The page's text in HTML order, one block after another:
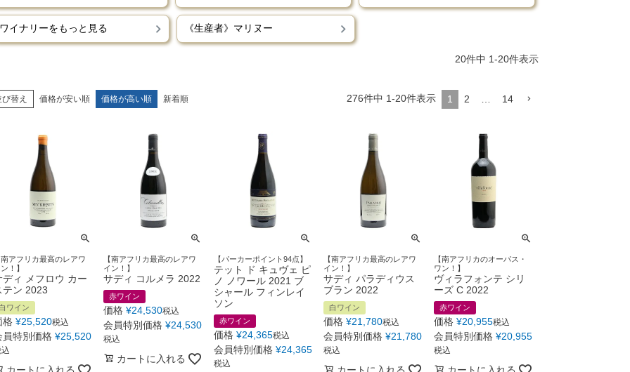
ワイナリーをもっと見る 《生産者》マリヌー
20件中 1-20件表示
替え 価格が安い順 価格が高い順 新着順 276件中 1-20件表示 1 2 14
アフリカ最高のレアワ
！】
ディ メフロウ カー
テン 2023
ワイン
格 ¥25,520税込
員特別価格 ¥25,520
【南アフリカ最高のレアワ
イン！】
サディ コルメラ 2022
赤ワイン
価格 ¥24,530税込
会員特別価格 ¥24,530
税込
カートに入れる
【パーカーポイント94点】
テット ド キュヴェ ピ
ノ ノワール 2021 ブ
シャール フィンレイ
ソン
赤ワイン
価格 ¥24,365税込
会員特別価格 ¥24,365
税込
【南アフリカ最高のレアワ
イン！】
サディ パラディウス
ブラン 2022
白ワイン
価格 ¥21,780税込
会員特別価格 ¥21,780
税込
【南アフリカのオーパス・
ワン！】
ヴィラフォンテ シリ
ーズ C 2022
赤ワイン
価格 ¥20,955税込
会員特別価格 ¥20,955
税込